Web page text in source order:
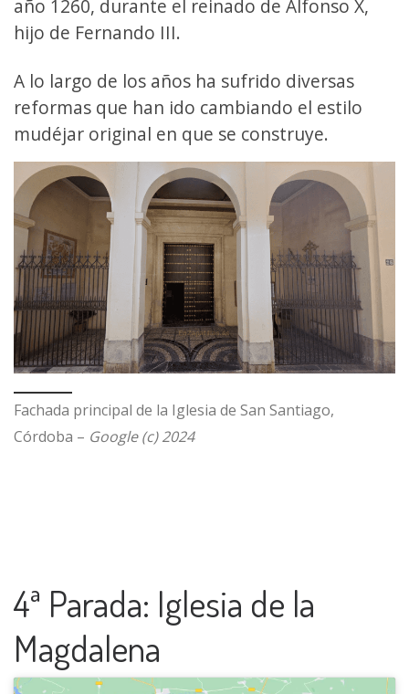
año 1260, durante el reinado de Alfonso X,
hijo de Fernando III.
A lo largo de los años ha sufrido diversas
reformas que han ido cambiando el estilo
mudéjar original en que se construye.
Fachada principal de la Iglesia de San Santiago,
Córdoba – Google (c) 2024
4ª Parada: Iglesia de la
Magdalena